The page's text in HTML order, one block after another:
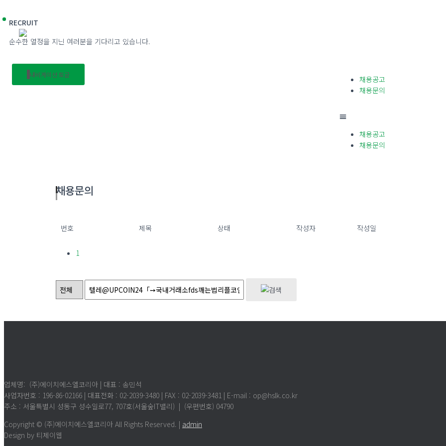
내비게이션 토글
RECRUIT
순수한 열정을 지닌 여러분을 기다리고 있습니다.
채용공고
채용문의
채용공고
채용문의
채용문의
번호 제목 상태 작성자 작성일
1
업체명: (주)에이치에스엘코리아 | 대표 : 송민석
사업자번호 : 196-86-02166 | 대표전화 : 02-2039-3480 | FAX : 02-2039-3481 | E-mail : op@hslk.co.kr
주소 : 서울특별시 성동구 성수일로77, 707호(서울숲IT밸리) | (우편번호) 04790
Copyright © (주)에이치에스엘코리아 All Rights Reserved. | admin
Design by 티제이웹